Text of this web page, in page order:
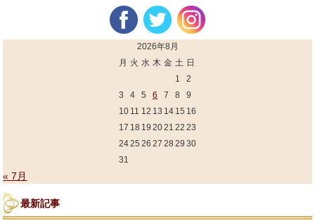
2026年8月
月 火 水 木 金 土 日
1
2
3
4 5 6 7 8
9
10 11 12 13 14 15 16
17 18 19 2021 22 23
2425 26 27 28 29 30
31
« 7月
最新記事